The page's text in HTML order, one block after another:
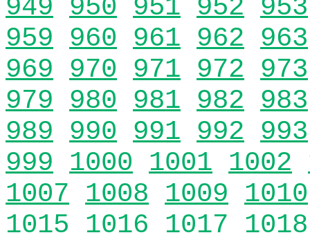
949 950 951 952 953
959 960 961 962 963
969 970 971 972 973
979 980 981 982 983
989 990 991 992 993
999 1000 1001 1002
1007 1008 1009 1010
1015 1016 1017 1018